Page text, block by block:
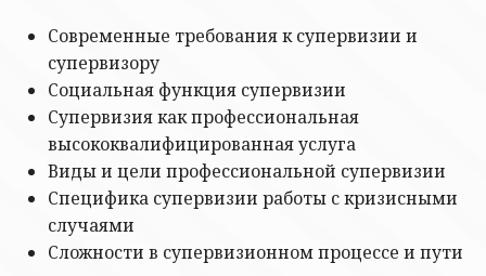
Современные требования к супервизии и
супервизору
Социальная функция супервизии
Супервизия как профессиональная
высококвалифицированная услуга
Виды и цели профессиональной супервизии
Специфика супервизии работы с кризисными
случаями
Сложности в супервизионном процессе и пути